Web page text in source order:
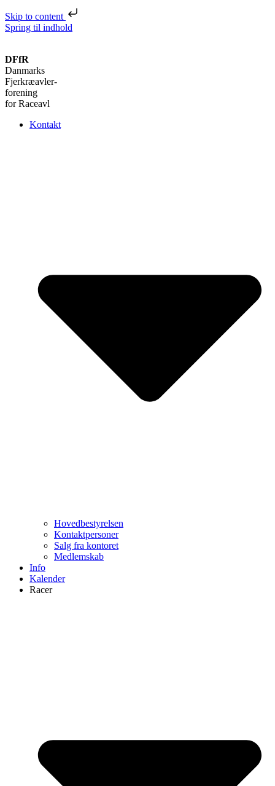
Skip to content
Spring til indhold
DFfR
Danmarks
Fjerkræavler-
forening
for Raceavl
Kontakt
Hovedbestyrelsen
Kontaktpersoner
Salg fra kontoret
Medlemskab
Info
Kalender
Racer